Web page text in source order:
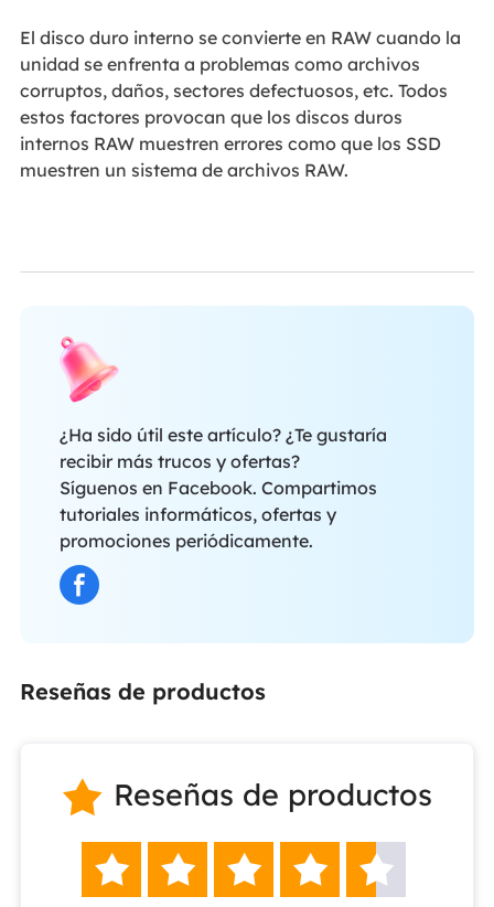
El disco duro interno se convierte en RAW cuando la
unidad se enfrenta a problemas como archivos
corruptos, daños, sectores defectuosos, etc. Todos
estos factores provocan que los discos duros
internos RAW muestren errores como que los SSD
muestren un sistema de archivos RAW.
¿Ha sido útil este artículo? ¿Te gustaría
recibir más trucos y ofertas?
Síguenos en Facebook. Compartimos
tutoriales informáticos, ofertas y
promociones periódicamente.
Reseñas de productos
 Reseñas de productos
    